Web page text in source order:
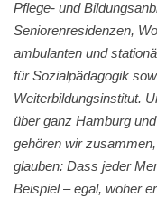
Pflege- und
Seniorenresidenzen,
ambulanten und
für Sozialpädagogik
Weiterbildungsinstitut.
über ganz Hamburg
gehören wir
glauben: Dass jeder
Beispiel – egal, woher